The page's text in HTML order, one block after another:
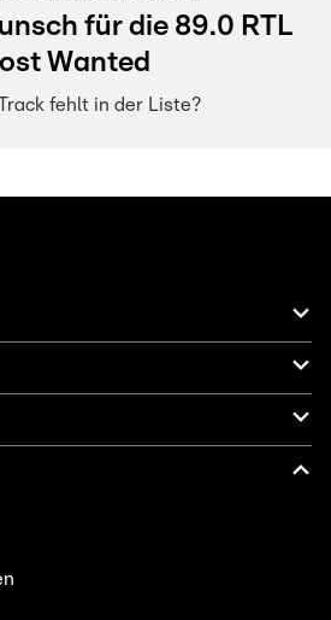
für die 89.0 RTL
Wanted
fehlt in der Liste?